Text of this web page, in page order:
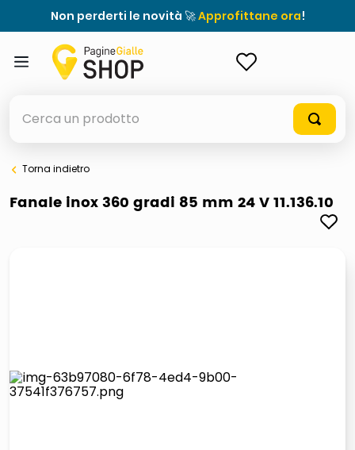
Non perderti le novità 🚀Approfittane ora!
elenchi telefonici
Torna indietro
Fanale inox 360 gradi 85 mm 24 V 11.136.10